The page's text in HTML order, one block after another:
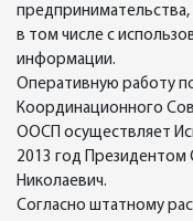
в том числе с
информации.
Оперативную работу
Координационного
ООСП осуществляет
2013 год
Николаевич.
Согласно штатному